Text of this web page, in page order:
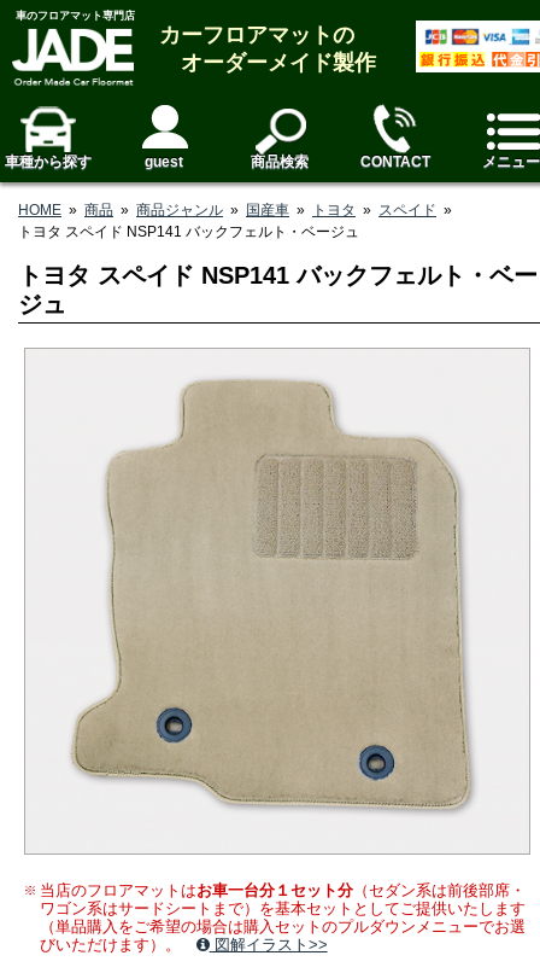
車のフロアマット専門店
カーフロアマットの
オーダーメイド製作
車種から探す guest 商品検索 CONTACT メニュー
HOME » 商品 » 商品ジャンル » 国産車 » トヨタ » スペイド »
トヨタ スペイド NSP141 バックフェルト・ベージュ
トヨタ スペイド NSP141 バックフェルト・ベー
ジュ
当店のフロアマットはお車一台分１セット分（セダン系は前後部席・
ワゴン系はサードシートまで）を基本セットとしてご提供いたします
（単品購入をご希望の場合は購入セットのプルダウンメニューでお選
びいただけます）。
図解イラスト>>